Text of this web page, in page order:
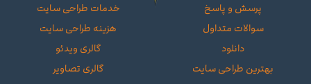
پرسش و پاسخ
سوالات متداول
دانلود
بهترین طراحی سایت
خدمات طراحی سایت
هزینه طراحی سایت
گالری ویدئو
گالری تصاویر